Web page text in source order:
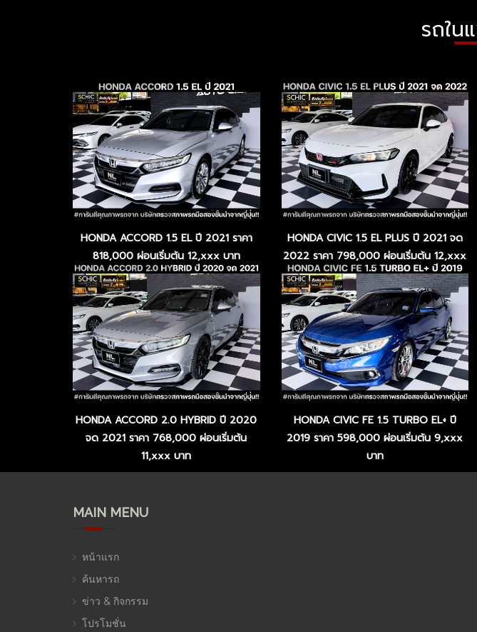
รถใน
HONDA ACCORD 1.5 EL ปี 2021 ราคา
818,000 ผ่อนเริ่มต้น 12,xxx บาท
HONDA CIVIC 1.5 EL PLUS ปี 2021 จด
2022 ราคา 798,000 ผ่อนเริ่มต้น 12,xxx
บาท
HONDA ACCORD 2.0 HYBRID ปี 2020
จด 2021 ราคา 768,000 ผ่อนเริ่มต้น
11,xxx บาท
HONDA CIVIC FE 1.5 TURBO EL+ ปี
2019 ราคา 598,000 ผ่อนเริ่มต้น 9,xxx
บาท
MAIN MENU
หน้าแรก
ค้นหารถ
ข่าว & กิจกรรม
โปรโมชั่น